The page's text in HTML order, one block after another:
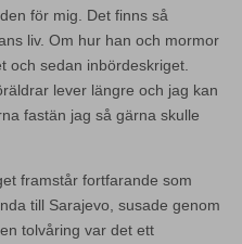
för mig. Det finns så
liv. Om hur han och mormor
och sedan inbördeskriget.
lever längre och jag kan
fastän jag så gärna skulle
framstår fortfarande som
till Sarajevo, susade genom
tolvåring var det ett